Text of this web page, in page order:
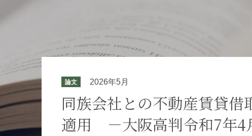
危機管理／コンプライアンス
エネルギー・資源 ライフサイエンス・製
製造業 ファッション・小
論文 2026年5月
同族会社との不動産賃貸
適用 －大阪高判令和7年4